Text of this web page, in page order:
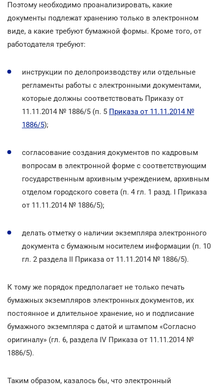
Поэтому необходимо проанализировать, какие
документы подлежат хранению только в электронном
виде, а какие требуют бумажной формы. Кроме того, от
работодателя требуют:
инструкции по делопроизводству или отдельные
регламенты работы с электронными документами,
которые должны соответствовать Приказу от
11.11.2014 № 1886/5 (п. 5 Приказа от 11.11.2014 №
1886/5);
согласование создания документов по кадровым
вопросам в электронной форме с соответствующим
государственным архивным учреждением, архивным
отделом городского совета (п. 4 гл. 1 разд. I Приказа
от 11.11.2014 № 1886/5);
делать отметку о наличии экземпляра электронного
документа с бумажным носителем информации (п. 10
гл. 2 раздела II Приказа от 11.11.2014 № 1886/5).
К тому же порядок предполагает не только печать
бумажных экземпляров электронных документов, их
постоянное и длительное хранение, но и подписание
бумажного экземпляра с датой и штампом «Согласно
оригиналу» (гл. 6, раздела IV Приказа от 11.11.2014 №
1886/5).
Таким образом, казалось бы, что электронный